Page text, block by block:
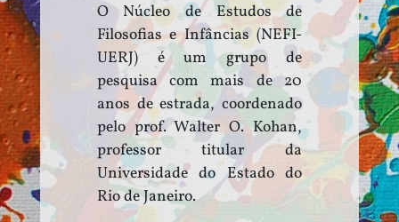
O Núcleo de Estudos de
Filosofias e Infâncias (NEFI-
UERJ) é um grupo de
pesquisa com mais de 20
anos de estrada, coordenado
pelo prof. Walter O. Kohan,
professor titular da
Universidade do Estado do
Rio de Janeiro.